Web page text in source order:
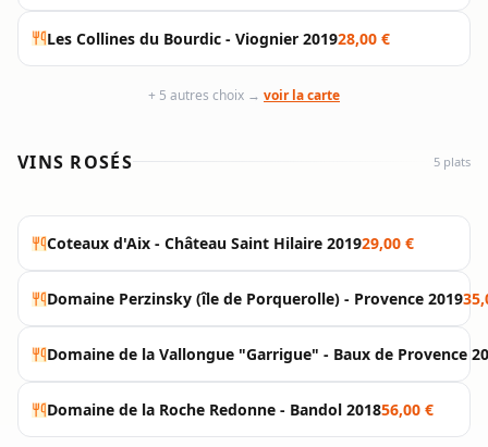
Les Collines du Bourdic - Viognier 201928,00 €
+ 5 autres choix → voir la carte
VINS ROSÉS 5 plats
Coteaux d'Aix - Château Saint Hilaire 201929,00 €
Domaine Perzinsky (île de Porquerolle) - Provence 2019
Domaine de la Vallongue "Garrigue" - Baux de Provence
Domaine de la Roche Redonne - Bandol 201856,00 €